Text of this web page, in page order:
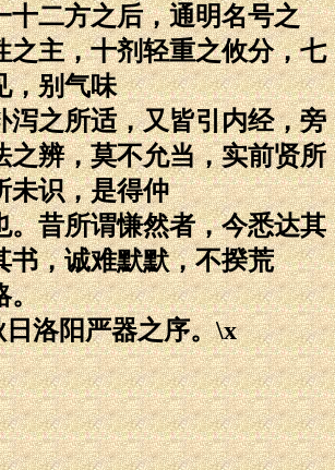
十二方之后，通明名号之
之主，十剂轻重之攸分，七
，别气味
泻之所适，又皆引内经，旁
之辨，莫不允当，实前贤所
未识，是得仲
。昔所谓慊然者，今悉达其
书，诚难默默，不揆荒
。
洛阳严器之序。\x